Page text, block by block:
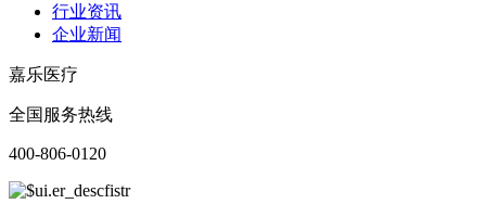
行业资讯
企业新闻
嘉乐医疗
全国服务热线
400-806-0120